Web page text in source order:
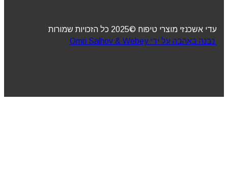
עדי אשכנזי מוצרי טיפוח ©2025 כל הזכויות שמורות
נבנה באהבה על ידי Omri Salhov & Webey